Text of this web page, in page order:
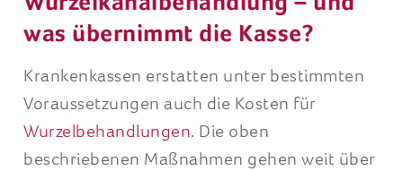
was übernimmt die Kasse?
Krankenkassen erstatten unter bestimmten
Voraussetzungen auch die Kosten für
Wurzelbehandlungen. Die oben
beschriebenen Maßnahmen gehen weit über